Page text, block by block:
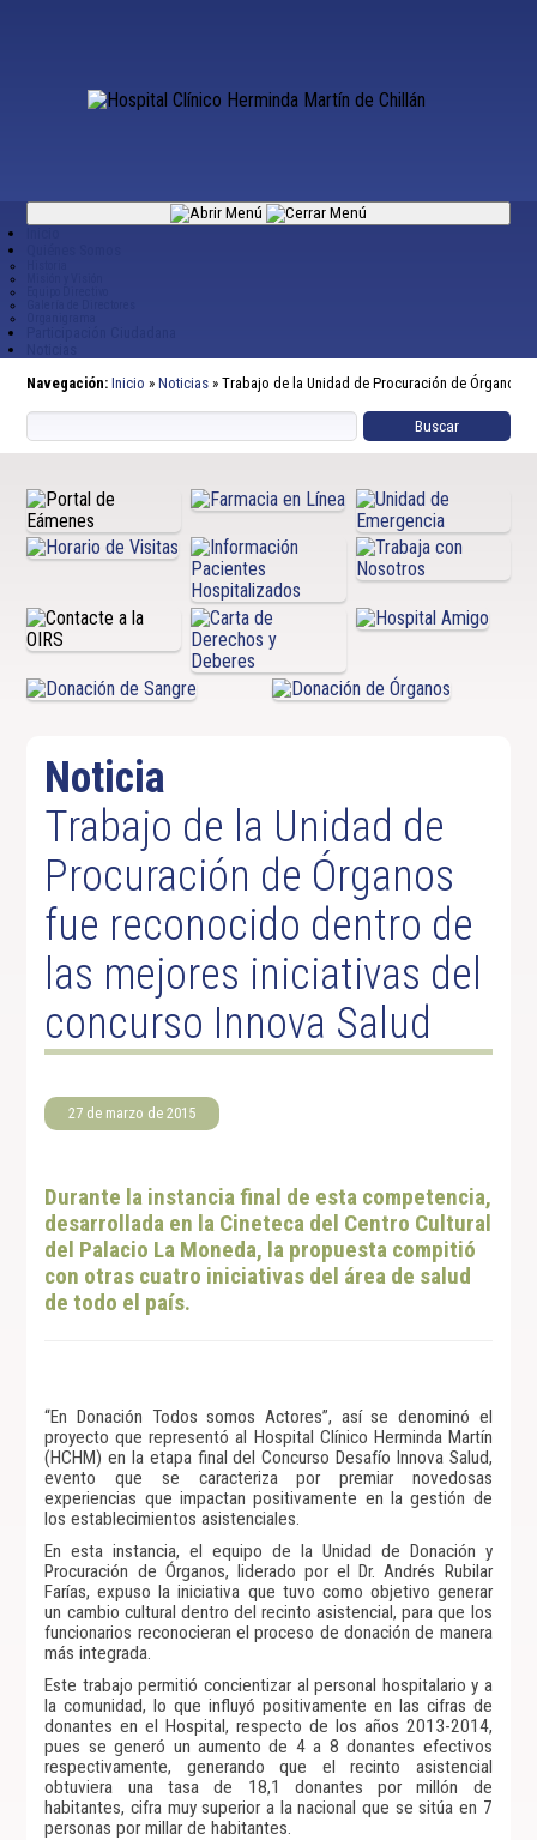
Navegación: Inicio » Noticias » Trabajo de la Unidad de Procuración de Órganos
Noticia
Trabajo de la Unidad de
Procuración de Órganos
fue reconocido dentro de
las mejores iniciativas del
concurso Innova Salud
27 de marzo de 2015
Durante la instancia final de esta competencia,
desarrollada en la Cineteca del Centro Cultural
del Palacio La Moneda, la propuesta compitió
con otras cuatro iniciativas del área de salud
de todo el país.
“En Donación Todos somos Actores”, así se denominó el
proyecto que representó al Hospital Clínico Herminda Martín
(HCHM) en la etapa final del Concurso Desafío Innova Salud,
evento que se caracteriza por premiar novedosas
experiencias que impactan positivamente en la gestión de
los establecimientos asistenciales.
En esta instancia, el equipo de la Unidad de Donación y
Procuración de Órganos, liderado por el Dr. Andrés Rubilar
Farías, expuso la iniciativa que tuvo como objetivo generar
un cambio cultural dentro del recinto asistencial, para que los
funcionarios reconocieran el proceso de donación de manera
más integrada.
Este trabajo permitió concientizar al personal hospitalario y a
la comunidad, lo que influyó positivamente en las cifras de
donantes en el Hospital, respecto de los años 2013-2014,
pues se generó un aumento de 4 a 8 donantes efectivos
respectivamente, generando que el recinto asistencial
obtuviera una tasa de 18,1 donantes por millón de
habitantes, cifra muy superior a la nacional que se sitúa en 7
personas por millar de habitantes.